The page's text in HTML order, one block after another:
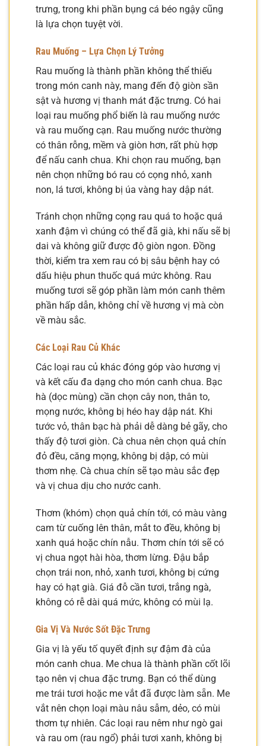
trưng, trong khi phần bụng cá béo ngậy cũng
là lựa chọn tuyệt vời.
Rau Muống – Lựa Chọn Lý Tưởng
Rau muống là thành phần không thể thiếu
trong món canh này, mang đến độ giòn sần
sật và hương vị thanh mát đặc trưng. Có hai
loại rau muống phổ biến là rau muống nước
và rau muống cạn. Rau muống nước thường
có thân rỗng, mềm và giòn hơn, rất phù hợp
để nấu canh chua. Khi chọn rau muống, bạn
nên chọn những bó rau có cọng nhỏ, xanh
non, lá tươi, không bị úa vàng hay dập nát.
Tránh chọn những cọng rau quá to hoặc quá
xanh đậm vì chúng có thể đã già, khi nấu sẽ bị
dai và không giữ được độ giòn ngon. Đồng
thời, kiểm tra xem rau có bị sâu bệnh hay có
dấu hiệu phun thuốc quá mức không. Rau
muống tươi sẽ góp phần làm món canh thêm
phần hấp dẫn, không chỉ về hương vị mà còn
về màu sắc.
Các Loại Rau Củ Khác
Các loại rau củ khác đóng góp vào hương vị
và kết cấu đa dạng cho món canh chua. Bạc
hà (dọc mùng) cần chọn cây non, thân to,
mọng nước, không bị héo hay dập nát. Khi
tước vỏ, thân bạc hà phải dễ dàng bẻ gãy, cho
thấy độ tươi giòn. Cà chua nên chọn quả chín
đỏ đều, căng mọng, không bị dập, có mùi
thơm nhẹ. Cà chua chín sẽ tạo màu sắc đẹp
và vị chua dịu cho nước canh.
Thơm (khóm) chọn quả chín tới, có màu vàng
cam từ cuống lên thân, mắt to đều, không bị
xanh quá hoặc chín nẫu. Thơm chín tới sẽ có
vị chua ngọt hài hòa, thơm lừng. Đậu bắp
chọn trái non, nhỏ, xanh tươi, không bị cứng
hay có hạt già. Giá đỗ cần tươi, trắng ngà,
không có rễ dài quá mức, không có mùi lạ.
Gia Vị Và Nước Sốt Đặc Trưng
Gia vị là yếu tố quyết định sự đậm đà của
món canh chua. Me chua là thành phần cốt lõi
tạo nên vị chua đặc trưng. Bạn có thể dùng
me trái tươi hoặc me vắt đã được làm sẵn. Me
vắt nên chọn loại màu nâu sẫm, dẻo, có mùi
thơm tự nhiên. Các loại rau nêm như ngò gai
và rau om (rau ngổ) phải tươi xanh, không bị